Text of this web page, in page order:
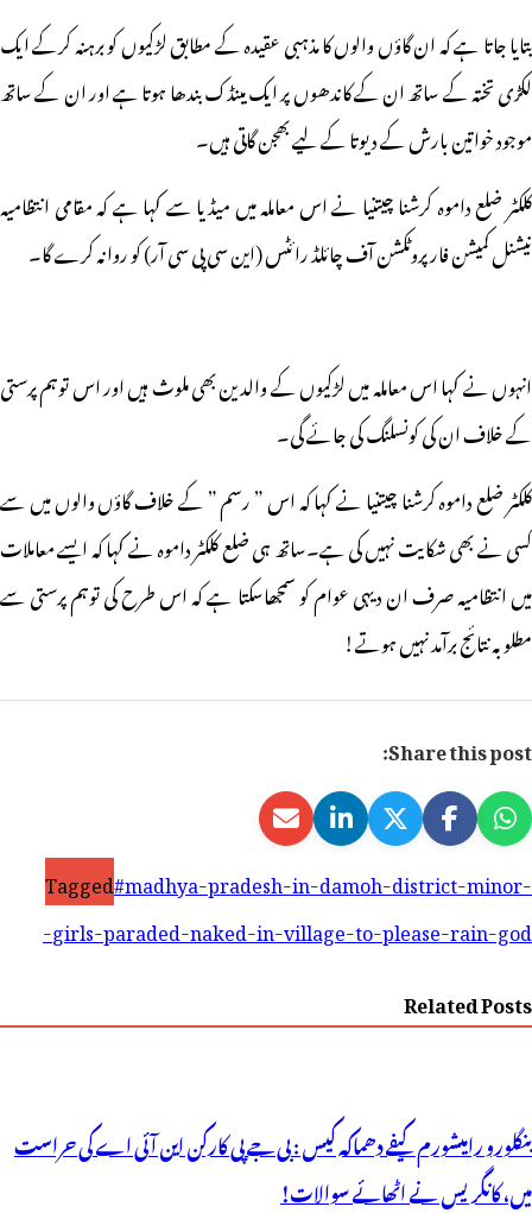
بتایا جاتا ہے کہ ان گاؤں والوں کا مذہبی عقیدہ کے مطابق لڑکیوں کو برہنہ کرکے ایک
لکڑی تختہ کے ساتھ ان کے کاندھوں پر ایک مینڈک بندھا ہوتا ہے اور ان کے ساتھ
موجود خواتین بارش کے دیوتا کے لیے بھجن گاتی ہیں۔
کلکٹر ضلع داموہ کرشنا چیتنیا نے اس معاملہ میں میڈیا سے کہا ہے کہ مقامی انتظامیہ
نیشنل کمیشن فار پروٹکشن آف چائلڈ رائٹس (این سی پی سی آر) کو روانہ کرے گا۔
انہوں نے کہا اس معاملہ میں لڑکیوں کے والدین بھی ملوث ہیں اور اس توہم پرستی
کے خلاف ان کی کونسلنگ کی جائے گی۔
کلکٹر ضلع داموہ کرشنا چیتنیا نے کہا کہ اس ” رسم ” کے خلاف گاؤں والوں میں سے
کسی نے بھی شکایت نہیں کی ہے۔ساتھ ہی ضلع کلکٹر داموہ نے کہا کہ ایسے معاملات
میں انتظامیہ صرف ان دیہی عوام کو سمجھاسکتا ہے کہ اس طرح کی توہم پرستی سے
مطلوبہ نتائج برآمد نہیں ہوتے!
Share this post:
Tagged#madhya-pradesh-in-damoh-district-minor-
girls-paraded-naked-in-village-to-please-rain-god-
Related Posts
بنگلورو رامیشورم کیفے دھماکہ کیس : بی جے پی کارکن این آئی اے کی حراست
میں، کانگریس نے اٹھائے سوالات!